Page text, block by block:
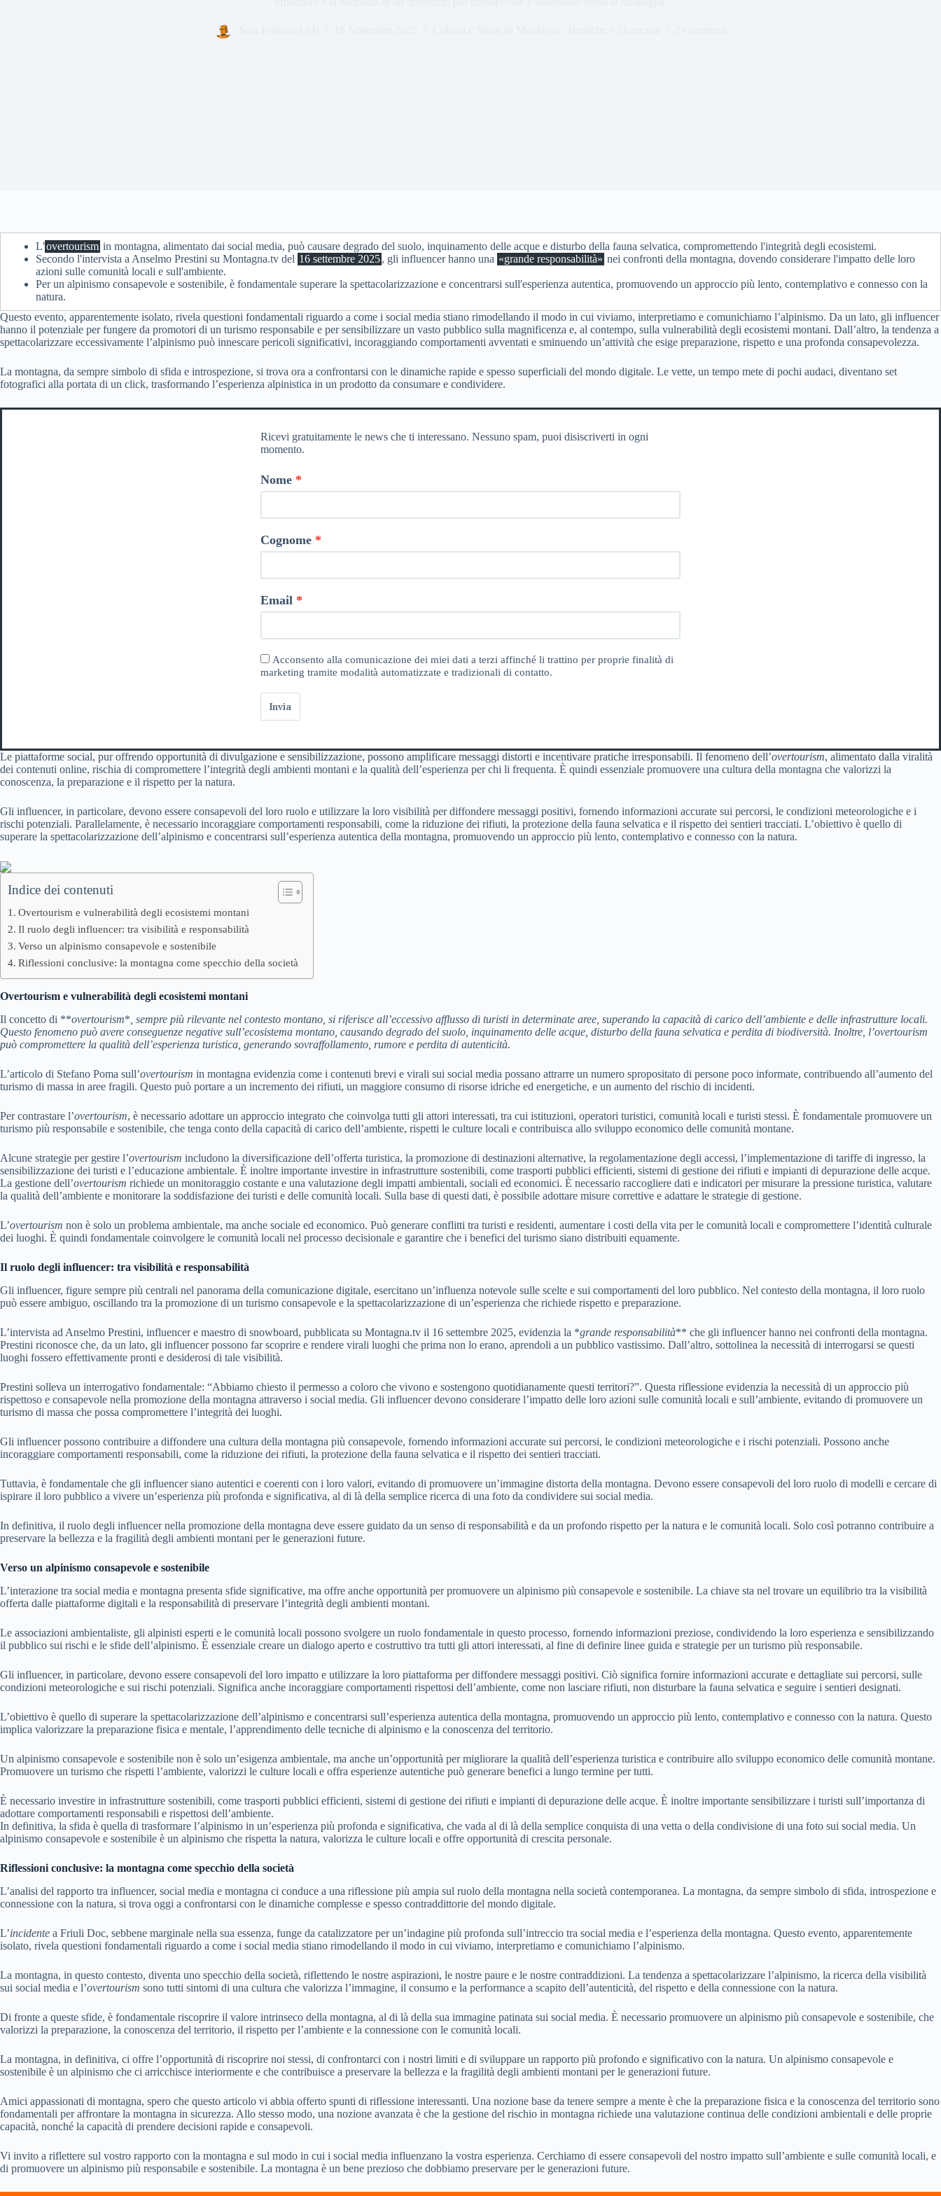
L'overtourism in montagna, alimentato dai social media, può causare degrado del suolo, inquinamento delle acque e disturbo della fauna selvatica, compromettendo l'integrità degli ecosistemi.
Secondo l'intervista a Anselmo Prestini su Montagna.tv del 16 settembre 2025, gli influencer hanno una «grande responsabilità» nei confronti della montagna, dovendo considerare l'impatto delle loro
azioni sulle comunità locali e sull'ambiente.
Per un alpinismo consapevole e sostenibile, è fondamentale superare la spettacolarizzazione e concentrarsi sull'esperienza autentica, promuovendo un approccio più lento, contemplativo e connesso con la
natura.
Questo evento, apparentemente isolato, rivela questioni fondamentali riguardo a come i social media stiano rimodellando il modo in cui viviamo, interpretiamo e comunichiamo l’alpinismo. Da un lato, gli influencer
hanno il potenziale per fungere da promotori di un turismo responsabile e per sensibilizzare un vasto pubblico sulla magnificenza e, al contempo, sulla vulnerabilità degli ecosistemi montani. Dall’altro, la tendenza a
spettacolarizzare eccessivamente l’alpinismo può innescare pericoli significativi, incoraggiando comportamenti avventati e sminuendo un’attività che esige preparazione, rispetto e una profonda consapevolezza.
La montagna, da sempre simbolo di sfida e introspezione, si trova ora a confrontarsi con le dinamiche rapide e spesso superficiali del mondo digitale. Le vette, un tempo mete di pochi audaci, diventano set
fotografici alla portata di un click, trasformando l’esperienza alpinistica in un prodotto da consumare e condividere.
Ricevi gratuitamente le news che ti interessano. Nessuno spam, puoi disiscriverti in ogni
momento.
Nome
Cognome
Email
Acconsento alla comunicazione dei miei dati a terzi affinché li trattino per proprie finalità di
marketing tramite modalità automatizzate e tradizionali di contatto.
Invia
Le piattaforme social, pur offrendo opportunità di divulgazione e sensibilizzazione, possono amplificare messaggi distorti e incentivare pratiche irresponsabili. Il fenomeno dell’overtourism, alimentato dalla viralità
dei contenuti online, rischia di compromettere l’integrità degli ambienti montani e la qualità dell’esperienza per chi li frequenta. È quindi essenziale promuovere una cultura della montagna che valorizzi la
conoscenza, la preparazione e il rispetto per la natura.
Gli influencer, in particolare, devono essere consapevoli del loro ruolo e utilizzare la loro visibilità per diffondere messaggi positivi, fornendo informazioni accurate sui percorsi, le condizioni meteorologiche e i
rischi potenziali. Parallelamente, è necessario incoraggiare comportamenti responsabili, come la riduzione dei rifiuti, la protezione della fauna selvatica e il rispetto dei sentieri tracciati. L’obiettivo è quello di
superare la spettacolarizzazione dell’alpinismo e concentrarsi sull’esperienza autentica della montagna, promuovendo un approccio più lento, contemplativo e connesso con la natura.
Indice dei contenuti
Overtourism e vulnerabilità degli ecosistemi montani
Il ruolo degli influencer: tra visibilità e responsabilità
Verso un alpinismo consapevole e sostenibile
Riflessioni conclusive: la montagna come specchio della società
Overtourism e vulnerabilità degli ecosistemi montani
Il concetto di **overtourism* , sempre più rilevante nel contesto montano, si riferisce all’eccessivo afflusso di turisti in determinate aree, superando la capacità di carico dell’ambiente e delle infrastrutture locali.
Questo fenomeno può avere conseguenze negative sull’ecosistema montano, causando degrado del suolo, inquinamento delle acque, disturbo della fauna selvatica e perdita di biodiversità. Inoltre, l’overtourism
può compromettere la qualità dell’esperienza turistica, generando sovraffollamento, rumore e perdita di autenticità.
L’articolo di Stefano Poma sull’overtourism in montagna evidenzia come i contenuti brevi e virali sui social media possano attrarre un numero spropositato di persone poco informate, contribuendo all’aumento del
turismo di massa in aree fragili. Questo può portare a un incremento dei rifiuti, un maggiore consumo di risorse idriche ed energetiche, e un aumento del rischio di incidenti.
Per contrastare l’overtourism, è necessario adottare un approccio integrato che coinvolga tutti gli attori interessati, tra cui istituzioni, operatori turistici, comunità locali e turisti stessi. È fondamentale promuovere un
turismo più responsabile e sostenibile, che tenga conto della capacità di carico dell’ambiente, rispetti le culture locali e contribuisca allo sviluppo economico delle comunità montane.
Alcune strategie per gestire l’overtourism includono la diversificazione dell’offerta turistica, la promozione di destinazioni alternative, la regolamentazione degli accessi, l’implementazione di tariffe di ingresso, la
sensibilizzazione dei turisti e l’educazione ambientale. È inoltre importante investire in infrastrutture sostenibili, come trasporti pubblici efficienti, sistemi di gestione dei rifiuti e impianti di depurazione delle acque.
La gestione dell’overtourism richiede un monitoraggio costante e una valutazione degli impatti ambientali, sociali ed economici. È necessario raccogliere dati e indicatori per misurare la pressione turistica, valutare
la qualità dell’ambiente e monitorare la soddisfazione dei turisti e delle comunità locali. Sulla base di questi dati, è possibile adottare misure correttive e adattare le strategie di gestione.
L’overtourism non è solo un problema ambientale, ma anche sociale ed economico. Può generare conflitti tra turisti e residenti, aumentare i costi della vita per le comunità locali e compromettere l’identità culturale
dei luoghi. È quindi fondamentale coinvolgere le comunità locali nel processo decisionale e garantire che i benefici del turismo siano distribuiti equamente.
Il ruolo degli influencer: tra visibilità e responsabilità
Gli influencer, figure sempre più centrali nel panorama della comunicazione digitale, esercitano un’influenza notevole sulle scelte e sui comportamenti del loro pubblico. Nel contesto della montagna, il loro ruolo
può essere ambiguo, oscillando tra la promozione di un turismo consapevole e la spettacolarizzazione di un’esperienza che richiede rispetto e preparazione.
L’intervista ad Anselmo Prestini, influencer e maestro di snowboard, pubblicata su Montagna.tv il 16 settembre 2025, evidenzia la *grande responsabilità** che gli influencer hanno nei confronti della montagna.
Prestini riconosce che, da un lato, gli influencer possono far scoprire e rendere virali luoghi che prima non lo erano, aprendoli a un pubblico vastissimo. Dall’altro, sottolinea la necessità di interrogarsi se questi
luoghi fossero effettivamente pronti e desiderosi di tale visibilità.
Prestini solleva un interrogativo fondamentale: “Abbiamo chiesto il permesso a coloro che vivono e sostengono quotidianamente questi territori?”. Questa riflessione evidenzia la necessità di un approccio più
rispettoso e consapevole nella promozione della montagna attraverso i social media. Gli influencer devono considerare l’impatto delle loro azioni sulle comunità locali e sull’ambiente, evitando di promuovere un
turismo di massa che possa compromettere l’integrità dei luoghi.
Gli influencer possono contribuire a diffondere una cultura della montagna più consapevole, fornendo informazioni accurate sui percorsi, le condizioni meteorologiche e i rischi potenziali. Possono anche
incoraggiare comportamenti responsabili, come la riduzione dei rifiuti, la protezione della fauna selvatica e il rispetto dei sentieri tracciati.
Tuttavia, è fondamentale che gli influencer siano autentici e coerenti con i loro valori, evitando di promuovere un’immagine distorta della montagna. Devono essere consapevoli del loro ruolo di modelli e cercare di
ispirare il loro pubblico a vivere un’esperienza più profonda e significativa, al di là della semplice ricerca di una foto da condividere sui social media.
In definitiva, il ruolo degli influencer nella promozione della montagna deve essere guidato da un senso di responsabilità e da un profondo rispetto per la natura e le comunità locali. Solo così potranno contribuire a
preservare la bellezza e la fragilità degli ambienti montani per le generazioni future.
Verso un alpinismo consapevole e sostenibile
L’interazione tra social media e montagna presenta sfide significative, ma offre anche opportunità per promuovere un alpinismo più consapevole e sostenibile. La chiave sta nel trovare un equilibrio tra la visibilità
offerta dalle piattaforme digitali e la responsabilità di preservare l’integrità degli ambienti montani.
Le associazioni ambientaliste, gli alpinisti esperti e le comunità locali possono svolgere un ruolo fondamentale in questo processo, fornendo informazioni preziose, condividendo la loro esperienza e sensibilizzando
il pubblico sui rischi e le sfide dell’alpinismo. È essenziale creare un dialogo aperto e costruttivo tra tutti gli attori interessati, al fine di definire linee guida e strategie per un turismo più responsabile.
Gli influencer, in particolare, devono essere consapevoli del loro impatto e utilizzare la loro piattaforma per diffondere messaggi positivi. Ciò significa fornire informazioni accurate e dettagliate sui percorsi, sulle
condizioni meteorologiche e sui rischi potenziali. Significa anche incoraggiare comportamenti rispettosi dell’ambiente, come non lasciare rifiuti, non disturbare la fauna selvatica e seguire i sentieri designati.
L’obiettivo è quello di superare la spettacolarizzazione dell’alpinismo e concentrarsi sull’esperienza autentica della montagna, promuovendo un approccio più lento, contemplativo e connesso con la natura. Questo
implica valorizzare la preparazione fisica e mentale, l’apprendimento delle tecniche di alpinismo e la conoscenza del territorio.
Un alpinismo consapevole e sostenibile non è solo un’esigenza ambientale, ma anche un’opportunità per migliorare la qualità dell’esperienza turistica e contribuire allo sviluppo economico delle comunità montane.
Promuovere un turismo che rispetti l’ambiente, valorizzi le culture locali e offra esperienze autentiche può generare benefici a lungo termine per tutti.
È necessario investire in infrastrutture sostenibili, come trasporti pubblici efficienti, sistemi di gestione dei rifiuti e impianti di depurazione delle acque. È inoltre importante sensibilizzare i turisti sull’importanza di
adottare comportamenti responsabili e rispettosi dell’ambiente.
In definitiva, la sfida è quella di trasformare l’alpinismo in un’esperienza più profonda e significativa, che vada al di là della semplice conquista di una vetta o della condivisione di una foto sui social media. Un
alpinismo consapevole e sostenibile è un alpinismo che rispetta la natura, valorizza le culture locali e offre opportunità di crescita personale.
Riflessioni conclusive: la montagna come specchio della società
L’analisi del rapporto tra influencer, social media e montagna ci conduce a una riflessione più ampia sul ruolo della montagna nella società contemporanea. La montagna, da sempre simbolo di sfida, introspezione e
connessione con la natura, si trova oggi a confrontarsi con le dinamiche complesse e spesso contraddittorie del mondo digitale.
L’incidente a Friuli Doc, sebbene marginale nella sua essenza, funge da catalizzatore per un’indagine più profonda sull’intreccio tra social media e l’esperienza della montagna. Questo evento, apparentemente
isolato, rivela questioni fondamentali riguardo a come i social media stiano rimodellando il modo in cui viviamo, interpretiamo e comunichiamo l’alpinismo.
La montagna, in questo contesto, diventa uno specchio della società, riflettendo le nostre aspirazioni, le nostre paure e le nostre contraddizioni. La tendenza a spettacolarizzare l’alpinismo, la ricerca della visibilità
sui social media e l’overtourism sono tutti sintomi di una cultura che valorizza l’immagine, il consumo e la performance a scapito dell’autenticità, del rispetto e della connessione con la natura.
Di fronte a queste sfide, è fondamentale riscoprire il valore intrinseco della montagna, al di là della sua immagine patinata sui social media. È necessario promuovere un alpinismo più consapevole e sostenibile, che
valorizzi la preparazione, la conoscenza del territorio, il rispetto per l’ambiente e la connessione con le comunità locali.
La montagna, in definitiva, ci offre l’opportunità di riscoprire noi stessi, di confrontarci con i nostri limiti e di sviluppare un rapporto più profondo e significativo con la natura. Un alpinismo consapevole e
sostenibile è un alpinismo che ci arricchisce interiormente e che contribuisce a preservare la bellezza e la fragilità degli ambienti montani per le generazioni future.
Amici appassionati di montagna, spero che questo articolo vi abbia offerto spunti di riflessione interessanti. Una nozione base da tenere sempre a mente è che la preparazione fisica e la conoscenza del territorio sono
fondamentali per affrontare la montagna in sicurezza. Allo stesso modo, una nozione avanzata è che la gestione del rischio in montagna richiede una valutazione continua delle condizioni ambientali e delle proprie
capacità, nonché la capacità di prendere decisioni rapide e consapevoli.
Vi invito a riflettere sul vostro rapporto con la montagna e sul modo in cui i social media influenzano la vostra esperienza. Cerchiamo di essere consapevoli del nostro impatto sull’ambiente e sulle comunità locali, e
di promuovere un alpinismo più responsabile e sostenibile. La montagna è un bene prezioso che dobbiamo preservare per le generazioni future.